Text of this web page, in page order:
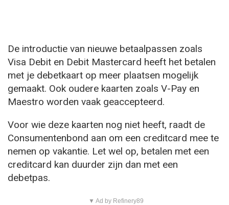
De introductie van nieuwe betaalpassen zoals
Visa Debit en Debit Mastercard heeft het betalen
met je debetkaart op meer plaatsen mogelijk
gemaakt. Ook oudere kaarten zoals V-Pay en
Maestro worden vaak geaccepteerd.
Voor wie deze kaarten nog niet heeft, raadt de
Consumentenbond aan om een creditcard mee te
nemen op vakantie. Let wel op, betalen met een
creditcard kan duurder zijn dan met een
debetpas.
▼ Ad by Refinery89